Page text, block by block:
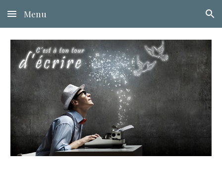
Skip to main content Skip to navigation
Menu